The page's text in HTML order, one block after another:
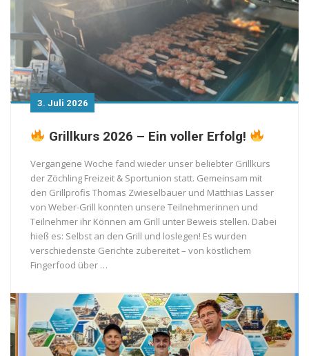
3. Juli 2026
Grillkurs 2026 – Ein voller Erfolg!
Vergangene Woche fand wieder unser beliebter Grillkurs
der Zöchling Freizeit & Sportunion statt. Gemeinsam mit
den Grillprofis Thomas Zwieselbauer und Matthias Lasser
von Weber-Grill konnten unsere Teilnehmerinnen und
Teilnehmer ihr Können am Grill unter Beweis stellen. Dabei
hieß es: Selbst an den Grill und loslegen! Es wurden
verschiedenste Gerichte zubereitet – von köstlichem
Fingerfood über …